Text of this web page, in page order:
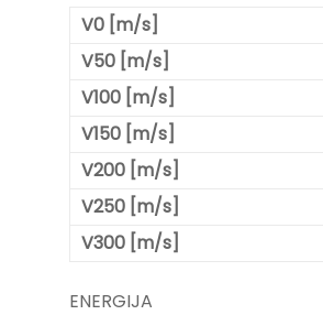
V0 [m/s]
V50 [m/s]
V100 [m/s]
V150 [m/s]
V200 [m/s]
V250 [m/s]
V300 [m/s]
ENERGIJA